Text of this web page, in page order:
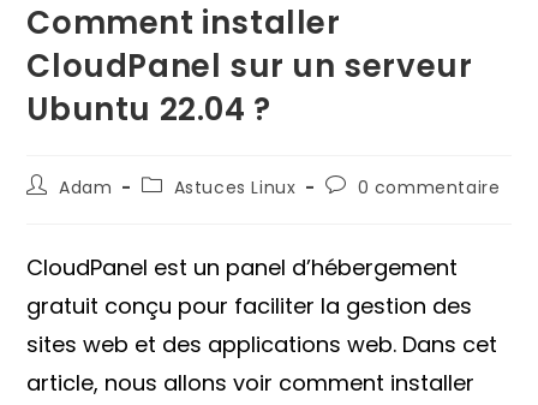
Comment installer
CloudPanel sur un serveur
Ubuntu 22.04 ?
Auteur/autrice
Adam
PostAstuces Linux
Commentaires
publication :
0 commentaire
CloudPanel est un panel d’hébergement
gratuit conçu pour faciliter la gestion des
sites web et des applications web. Dans cet
article, nous allons voir comment installer